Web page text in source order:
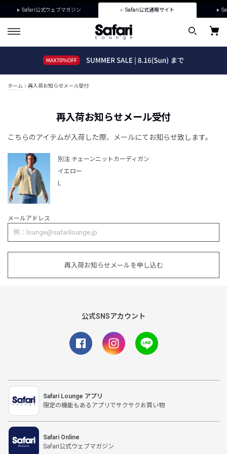
Safari公式ウェブマガジン Safari公式通販サイト
ホーム 再入荷お知らせメール受付
再入荷お知らせメール受付
こちらのアイテムが入荷した際、メールにてお知らせ致します。
別注 チェーンニットカーディガン
イエロー
L
メールアドレス
再入荷お知らせメールを申し込む
公式SNSアカウント
Safari Lounge アプリ
限定の機能もあるアプリでサクサクお買い物
Safari Online
Safari公式ウェブマガジン